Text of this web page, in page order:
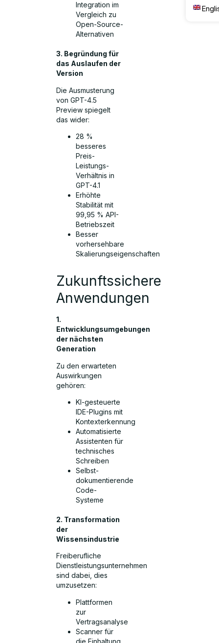
Integration im
Vergleich zu
Open-Source-
Alternativen
3. Begründung für
das Auslaufen der
Version
Die Ausmusterung
von GPT-4.5
Preview spiegelt
das wider:
28 %
besseres
Preis-
Leistungs-
Verhältnis in
GPT-4.1
Erhöhte
Stabilität mit
99,95 % API-
Betriebszeit
Besser
vorhersehbare
Skalierungseigenschaften
Zukunftssichere
Anwendungen
1.
Entwicklungsumgebungen
der nächsten
Generation
Zu den erwarteten
Auswirkungen
gehören:
KI-gesteuerte
IDE-Plugins mit
Kontexterkennung
Automatisierte
Assistenten für
technisches
Schreiben
Selbst-
dokumentierende
Code-
Systeme
2. Transformation
der
Wissensindustrie
Freiberufliche
Dienstleistungsunternehmen
sind dabei, dies
umzusetzen:
Plattformen
zur
Vertragsanalyse
Scanner für
die Einhaltung